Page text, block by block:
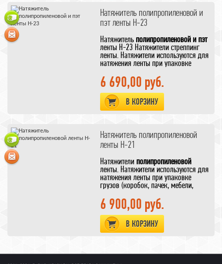
Натяжитель полипропиленовой и
пэт ленты H-23
Натяжительполипропиленовой и пэт
ленты H-23 Натяжители стреппинг
ленты. Натяжители используются для
натяжения ленты при упаковке
грузов (коробок, пачек, мебели,
групповой упаковки), посредством
стяжки и последующего отрезания
свободного конца ленты после ее
скрепления. Для обвязки тяжёлых
объектов.
6 690,00 руб.
В КОРЗИНУ
Натяжитель полипропиленовой
ленты H-21
Натяжителиполипропиленовой
ленты. Натяжители используются для
натяжения ленты при упаковке
грузов (коробок, пачек, мебели,
групповой упаковки), посредством
стяжки и последующего отрезания
свободного конца ленты после ее
скрепления.
6 900,00 руб.
В КОРЗИНУ